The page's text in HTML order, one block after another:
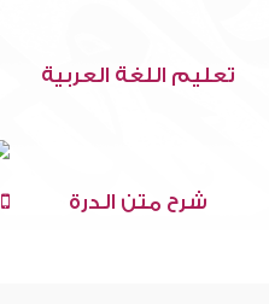
تعليم اللغة العربية
شرح متن الدرة